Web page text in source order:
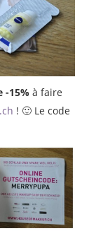
-15%à faire
! 🙂 Le code